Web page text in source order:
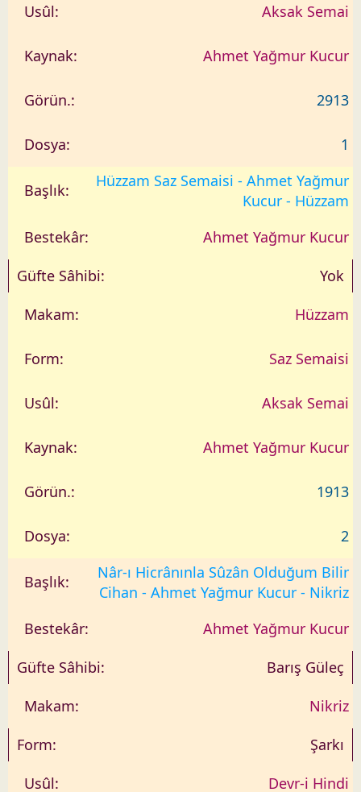
Aksak Semai
Ahmet Yağmur Kucur
2913
1
Hüzzam Saz Semaisi - Ahmet Yağmur
Kucur - Hüzzam
Ahmet Yağmur Kucur
Yok
Hüzzam
Saz Semaisi
Aksak Semai
Ahmet Yağmur Kucur
1913
2
Nâr-ı Hicrânınla Sûzân Olduğum Bilir
Cihan - Ahmet Yağmur Kucur - Nikriz
Ahmet Yağmur Kucur
Barış Güleç
Nikriz
Şarkı
Devr-i Hindi